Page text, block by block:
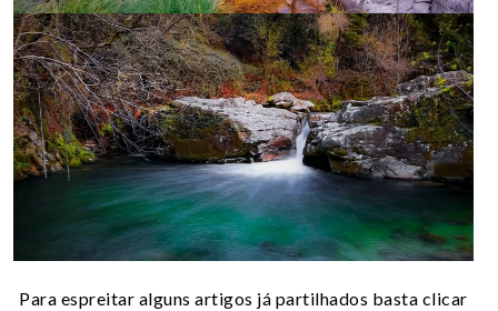
Para espreitar alguns artigos já partilhados basta clicar